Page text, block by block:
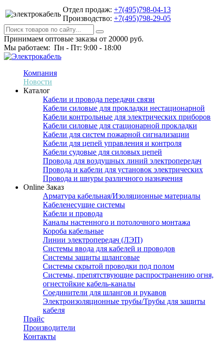
Отдел продаж: +7(495)798-04-13
Производство: +7(495)798-29-05
Принимаем оптовые заказы от 20000 руб.
Мы работаем: Пн - Пт: 9:00 - 18:00
Компания
Новости
Каталог
Кабели и провода передачи связи
Кабели силовые для прокладки нестационарной
Кабели контрольные для электрических приборов
Кабели силовые для стационарной прокладки
Кабели для систем пожарной сигнализации
Кабели для цепей управления и контроля
Кабели судовые для силовых цепей
Провода для воздушных линий электропередач
Провода и кабели для установок электрических
Провода и шнуры различного назначения
Online Заказ
Арматура кабельная/Изоляционные материалы
Кабеленесущие системы
Кабели и провода
Каналы настенного и потолочного монтажа
Короба кабельные
Линии электропередач (ЛЭП)
Системы ввода для кабелей и проводов
Системы защиты шланговые
Системы скрытой проводки под полом
Системы, препятствующие распространению огня,
огнестойкие кабель-каналы
Соединители для шлангов и рукавов
Электроизоляционные трубы/Трубы для защиты
кабеля
Прайс
Производители
Контакты